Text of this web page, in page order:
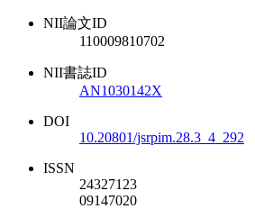
NII論文ID
110009810702
NII書誌ID
AN1030142X
DOI
10.20801/jsrpim.28.3_4_292
ISSN
24327123
09147020